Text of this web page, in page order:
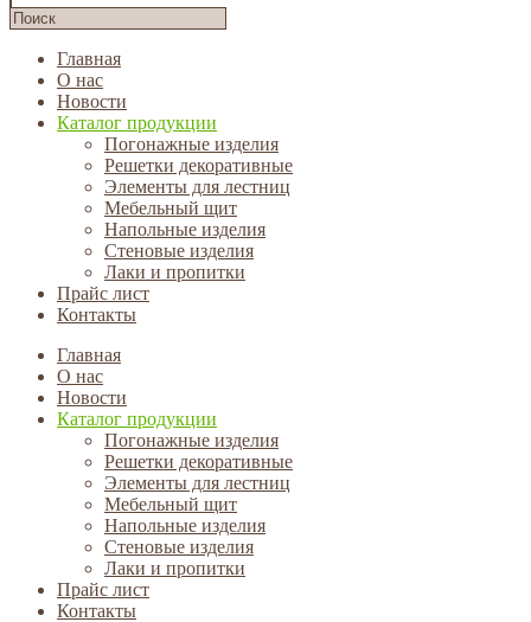
Главная
О нас
Новости
Каталог продукции
Погонажные изделия
Решетки декоративные
Элементы для лестниц
Мебельный щит
Напольные изделия
Стеновые изделия
Лаки и пропитки
Прайс лист
Контакты
Главная
О нас
Новости
Каталог продукции
Погонажные изделия
Решетки декоративные
Элементы для лестниц
Мебельный щит
Напольные изделия
Стеновые изделия
Лаки и пропитки
Прайс лист
Контакты